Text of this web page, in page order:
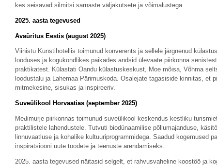
kes seisavad silmitsi sarnaste väljakutsete ja võimalustega.
2025. aasta tegevused
Avaüritus Eestis (august 2025)
Viinistu Kunstihotellis toimunud konverents ja sellele järgnenud
looduses ja kogukondlikes paikades andsid ülevaate piirkonna
praktikatest. Külastati Oandu külastuskeskust, Moe mõisa, Võhma
loodustalu ja Lahemaa Pärimuskoda. Osalejate tagasiside kinnitas, et
mitmekesine, sisukas ja inspireeriv.
Suveülikool Horvaatias (september 2025)
Međimurje piirkonnas toimunud suveülikool keskendus kestliku
praktilistele lahendustele. Tutvuti biodünaamilise põllumajanduse,
linnuvaatluse ja kohalike kultuuriprogrammidega. Saadud kogemused
inspiratsiooni uute toodete ja teenuste arendamiseks.
2025. aasta tegevused näitasid selgelt, et rahvusvaheline koostöö ja